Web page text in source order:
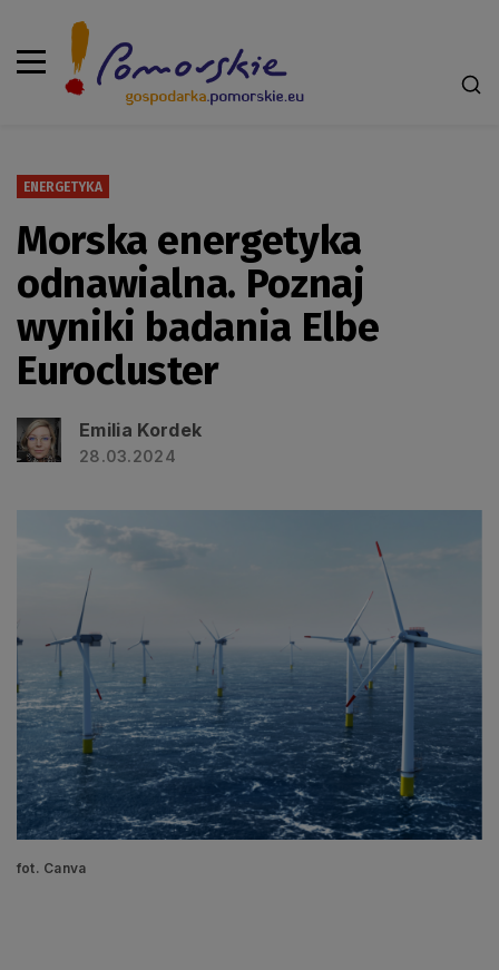
ENERGETYKA
Morska energetyka
odnawialna. Poznaj
wyniki badania Elbe
Eurocluster
Emilia Kordek
28.03.2024
fot. Canva